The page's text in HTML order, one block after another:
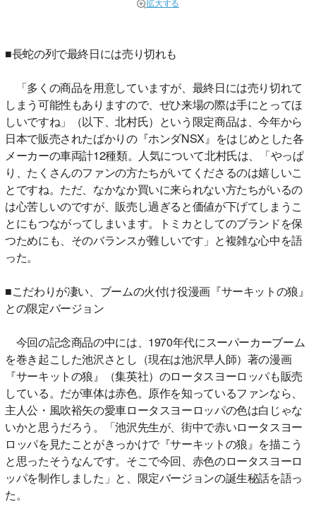
拡大する
■長蛇の列で最終日には売り切れも
「多くの商品を用意していますが、最終日には売り切れて
しまう可能性もありますので、ぜひ来場の際は手にとってほ
しいですね」（以下、北村氏）という限定商品は、今年から
日本で販売されたばかりの『ホンダNSX』をはじめとした各
メーカーの車両計12種類。人気について北村氏は、「やっぱ
り、たくさんのファンの方たちがいてくださるのは嬉しいこ
とですね。ただ、なかなか買いに来られない方たちがいるの
は心苦しいのですが、販売し過ぎると価値が下げてしまうこ
とにもつながってしまいます。トミカとしてのブランドを保
つためにも、そのバランスが難しいです」と複雑な心中を語
った。
■こだわりが凄い、ブームの火付け役漫画『サーキットの狼』
との限定バージョン
今回の記念商品の中には、1970年代にスーパーカーブーム
を巻き起こした池沢さとし（現在は池沢早人師）著の漫画
『サーキットの狼』（集英社）のロータスヨーロッパも販売
している。だが車体は赤色。原作を知っているファンなら、
主人公・風吹裕矢の愛車ロータスヨーロッパの色は白じゃな
いかと思うだろう。「池沢先生が、街中で赤いロータスヨー
ロッパを見たことがきっかけで『サーキットの狼』を描こう
と思ったそうなんです。そこで今回、赤色のロータスヨーロ
ッパを制作しました」と、限定バージョンの誕生秘話を語っ
た。